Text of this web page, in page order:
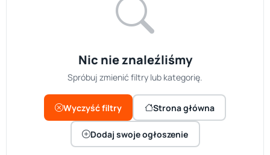
Nic nie znaleźliśmy
Spróbuj zmienić filtry lub kategorię.
Wyczyść filtry Strona główna
Dodaj swoje ogłoszenie